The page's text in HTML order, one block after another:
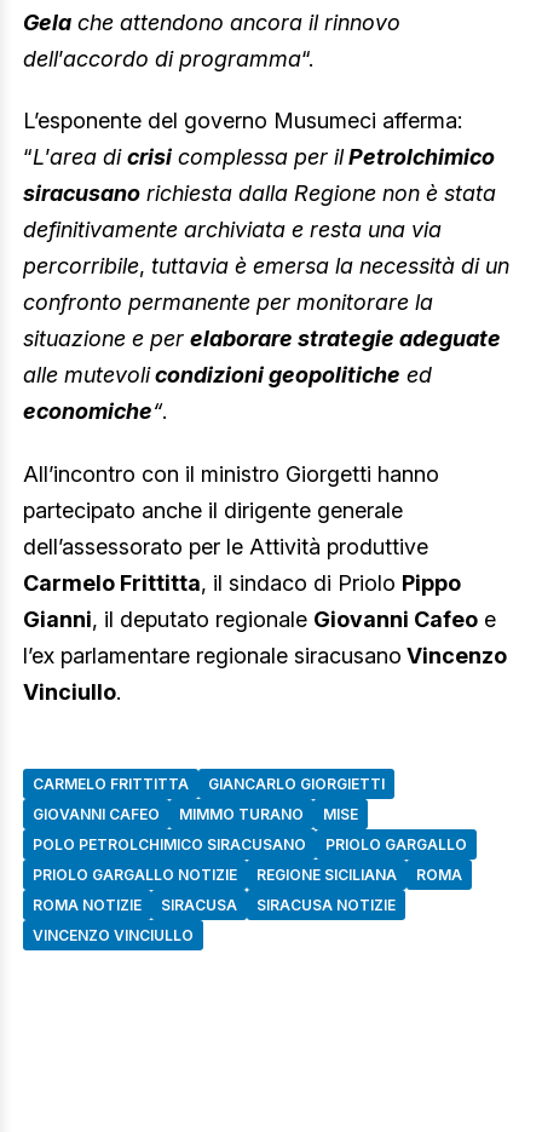
Gela che attendono ancora il rinnovo
dell’accordo di programma“.
L’esponente del governo Musumeci afferma:
“L’area dicrisi complessa per ilPetrolchimico
siracusano richiesta dalla Regione non è stata
definitivamente archiviata e resta una via
percorribile, tuttavia è emersa la necessità di un
confronto permanente per monitorare la
situazione e per elaborare strategie adeguate
alle mutevolicondizioni geopolitiche ed
economiche“.
All’incontro con il ministro Giorgetti hanno
partecipato anche il dirigente generale
dell’assessorato per le Attività produttive
Carmelo Frittitta, il sindaco di Priolo Pippo
Gianni, il deputato regionale Giovanni Cafeo e
l’ex parlamentare regionale siracusano Vincenzo
Vinciullo.
CARMELO FRITTITTA
GIANCARLO GIORGIETTI
GIOVANNI CAFEO
MIMMO TURANO
MISE
POLO PETROLCHIMICO SIRACUSANO
PRIOLO GARGALLO
PRIOLO GARGALLO NOTIZIE
REGIONE SICILIANA
ROMA
ROMA NOTIZIE
SIRACUSA
SIRACUSA NOTIZIE
VINCENZO VINCIULLO